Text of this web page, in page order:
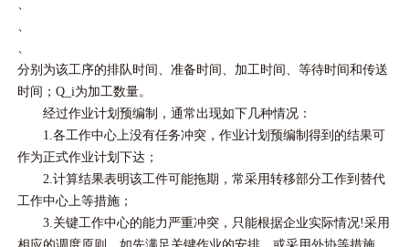
分别为该工序的排队时间、准备时间、加工时间、等待时间和传送
时间；Q_i为加工数量。
经过作业计划预编制，通常出现如下几种情况：
1.各工作中心上没有任务冲突，作业计划预编制得到的结果可
作为正式作业计划下达；
2.计算结果表明该工件可能拖期，常采用转移部分工作到替代
工作中心上等措施；
3.关键工作中心的能力严重冲突，只能根据企业实际情况!采用